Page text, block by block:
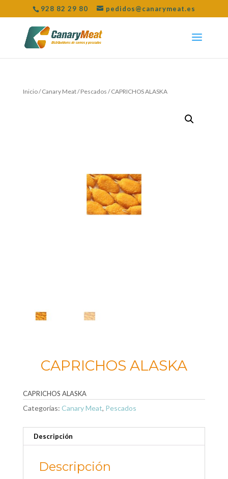
928 82 29 80 pedidos@canarymeat.es
Inicio/Canary Meat/Pescados / CAPRICHOS ALASKA
CAPRICHOS ALASKA
CAPRICHOS ALASKA
Categorías: Canary Meat, Pescados
Descripción
Descripción